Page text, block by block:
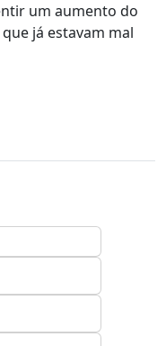
um aumento do
já estavam mal